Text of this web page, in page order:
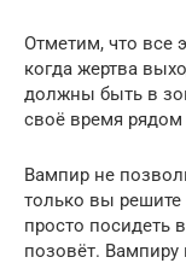
Отметим, что все
когда жертва
должны быть в
своё время
Вампир не
только вы решите
просто посидеть
позовёт.